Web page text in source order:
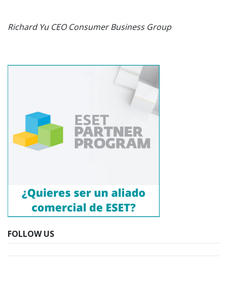
Richard Yu CEO Consumer Business Group
FOLLOW US